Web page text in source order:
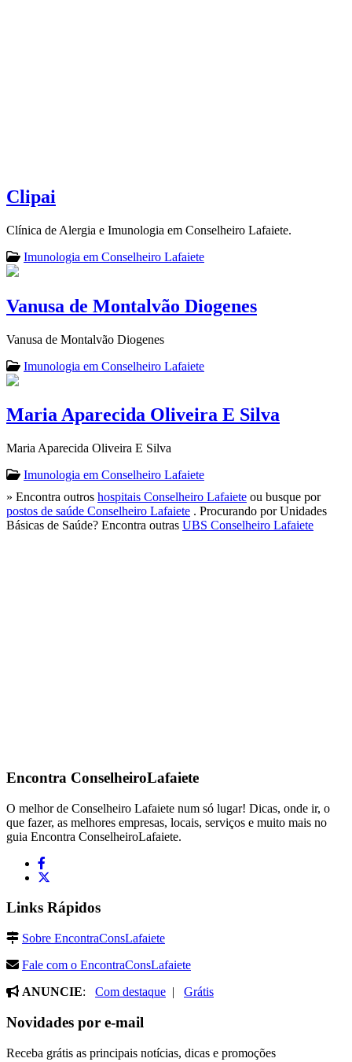
Clipai
Clínica de Alergia e Imunologia em Conselheiro Lafaiete.
Imunologia em Conselheiro Lafaiete
Vanusa de Montalvão Diogenes
Vanusa de Montalvão Diogenes
Imunologia em Conselheiro Lafaiete
Maria Aparecida Oliveira E Silva
Maria Aparecida Oliveira E Silva
Imunologia em Conselheiro Lafaiete
» Encontra outros hospitais Conselheiro Lafaiete ou busque por
postos de saúde Conselheiro Lafaiete . Procurando por Unidades
Básicas de Saúde? Encontra outras UBS Conselheiro Lafaiete
Encontra ConselheiroLafaiete
O melhor de Conselheiro Lafaiete num só lugar! Dicas, onde ir, o
que fazer, as melhores empresas, locais, serviços e muito mais no
guia Encontra ConselheiroLafaiete.
Links Rápidos
Sobre EncontraConsLafaiete
Fale com o EncontraConsLafaiete
ANUNCIE: Com destaque | Grátis
Novidades por e-mail
Receba grátis as principais notícias, dicas e promoções